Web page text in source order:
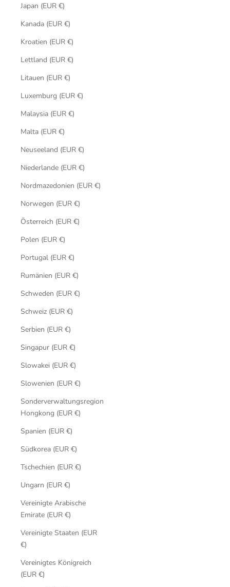
Japan (EUR €)
Kanada (EUR €)
Kroatien (EUR €)
Lettland (EUR €)
Litauen (EUR €)
Luxemburg (EUR €)
Malaysia (EUR €)
Malta (EUR €)
Neuseeland (EUR €)
Niederlande (EUR €)
Nordmazedonien (EUR €)
Norwegen (EUR €)
Österreich (EUR €)
Polen (EUR €)
Portugal (EUR €)
Rumänien (EUR €)
Schweden (EUR €)
Schweiz (EUR €)
Serbien (EUR €)
Singapur (EUR €)
Slowakei (EUR €)
Slowenien (EUR €)
Sonderverwaltungsregion
Hongkong (EUR €)
Spanien (EUR €)
Südkorea (EUR €)
Tschechien (EUR €)
Ungarn (EUR €)
Vereinigte Arabische
Emirate (EUR €)
Vereinigte Staaten (EUR
€)
Vereinigtes Königreich
(EUR €)